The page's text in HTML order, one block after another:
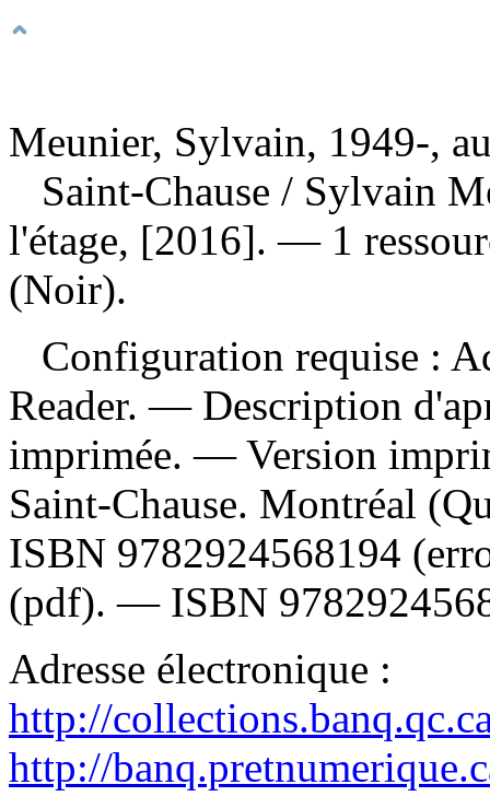
Meunier, Sylvain, 1949-,
Saint-Chause / Sylvain
l'étage, [2016]. — 1
(Noir).
Configuration requise :
Reader. — Description
imprimée. —Version
Saint-Chause. Montréal
ISBN 9782924568194
(pdf). — ISBN
Adresse électronique :
http://
http://